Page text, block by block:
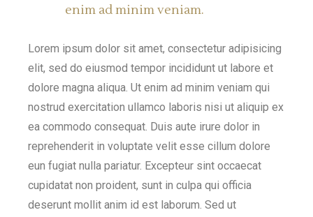
enim ad minim veniam.
Lorem ipsum dolor sit amet, consectetur adipisicing
elit, sed do eiusmod tempor incididunt ut labore et
dolore magna aliqua. Ut enim ad minim veniam qui
nostrud exercitation ullamco laboris nisi ut aliquip ex
ea commodo consequat. Duis aute irure dolor in
reprehenderit in voluptate velit esse cillum dolore
eun fugiat nulla pariatur. Excepteur sint occaecat
cupidatat non proident, sunt in culpa qui officia
deserunt mollit anim id est laborum. Sed ut